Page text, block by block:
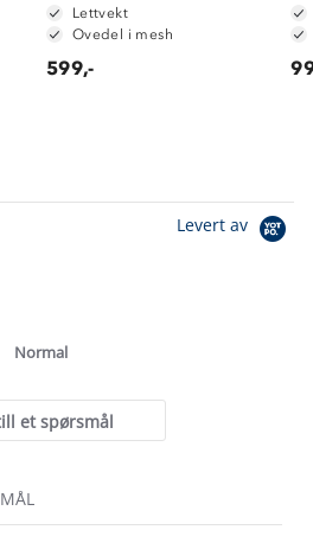
Lettvekt
Ovedel i mesh
599,-
Levert av
Normal
et spørsmål